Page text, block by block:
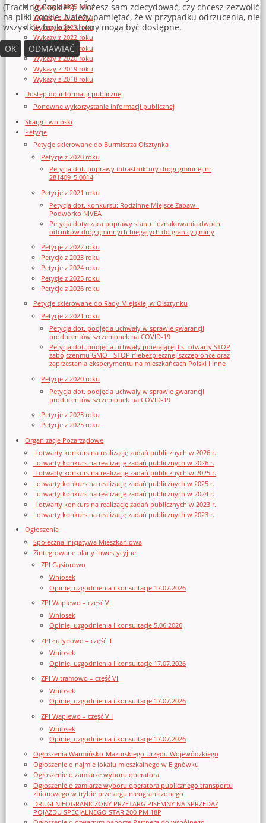
Wykazy z 2025 roku
Wykazy z 2024 roku
Wykazy z 2023 roku
Wykazy z 2022 roku
Wykazy z 2021 roku
Wykazy z 2020 roku
Wykazy z 2019 roku
Wykazy z 2018 roku
Dostęp do informacji publicznej
Ponowne wykorzystanie informacji publicznej
Skargi i wnioski
Petycje
Petycje skierowane do Burmistrza Olsztynka
Petycje z 2020 roku
Petycja dot. poprawy infrastruktury drogi gminnej nr
281409_5.0014
Petycje z 2021 roku
Petycja dot. konkursu: Rodzinne Miejsce Zabaw -
Podwórko NIVEA
Petycja dotycząca poprawy stanu i oznakowania dwóch
odcinków dróg gminnych biegących do granicy gminy
Petycje z 2022 roku
Petycje z 2023 roku
Petycje z 2024 roku
Petycje z 2025 roku
Petycje z 2026 roku
Petycje skierowane do Rady Miejskiej w Olsztynku
Petycje z 2021 roku
Petycja dot. podjęcia uchwały w sprawie gwarancji
producentów szczepionek na COVID-19
Petycja dot. podjęcia uchwały poierającej list otwarty STOP
zabójczenmu GMO - STOP niebezpiecznej szczepionce oraz
zaprzestania eksperymentu na mieszkańcach Polski i inne
Petycje z 2020 roku
Petycja dot. podjęcia uchwały w sprawie gwarancji
producentów szczepionek na COVID-19
Petycje z 2023 roku
Petycje z 2025 roku
Organizacje Pozarządowe
II otwarty konkurs na realizację zadań publicznych w 2026 r.
I otwarty konkurs na realizację zadań publicznych w 2026 r.
II otwarty konkurs na realizację zadań publicznych w 2025 r.
I otwarty konkurs na realizację zadań publicznych w 2025 r.
I otwarty konkurs na realizację zadań publicznych w 2024 r.
II otwarty konkurs na realizację zadań publicznych w 2023 r.
I otwarty konkurs na realizację zadań publicznych w 2023 r.
Ogłoszenia
Społeczna Inicjatywa Mieszkaniowa
Zintegrowane plany inwestycyjne
ZPI Gąsiorowo
Wniosek
Opinie, uzgodnienia i konsultacje 17.07.2026
ZPI Waplewo – część VI
Wniosek
Opinie, uzgodnienia i konsultacje 5.06.2026
ZPI Łutynowo – część II
Wniosek
Opinie, uzgodnienia i konsultacje 17.07.2026
ZPI Witramowo – część VI
Wniosek
Opinie, uzgodnienia i konsultacje 17.07.2026
ZPI Waplewo – część VII
Wniosek
Opinie, uzgodnienia i konsultacje 17.07.2026
Ogłoszenia Warmińsko-Mazurskiego Urzędu Wojewódzkiego
Ogłoszenie o najmie lokalu mieszkalnego w Elgnówku
Ogłoszenie o zamiarze wyboru operatora
Ogłoszenie o zamiarze wyboru operatora publicznego transportu
zbiorowego w trybie przetargu nieograniczonego
DRUGI NIEOGRANICZONY PRZETARG PISEMNY NA SPRZEDAŻ
POJAZDU SPECJALNEGO STAR 200 PM 18P
(Tracking Cookies). Możesz sam zdecydować, czy chcesz zezwolić
na pliki cookie. Należy pamiętać, że w przypadku odrzucenia, nie
wszystkie funkcje strony mogą być dostępne.
OK
ODMAWIAĆ